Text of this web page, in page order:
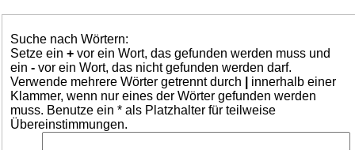
Suche nach Wörtern:
Setze ein + vor ein Wort, das gefunden werden muss und
ein - vor ein Wort, das nicht gefunden werden darf.
Verwende mehrere Wörter getrennt durch
innerhalb einer
Klammer, wenn nur eines der Wörter gefunden werden
muss. Benutze ein * als Platzhalter für teilweise
Übereinstimmungen.